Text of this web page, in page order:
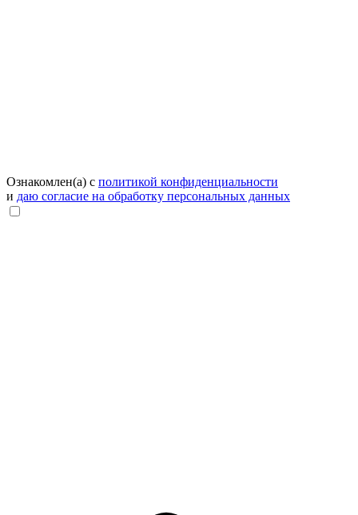
Ознакомлен(а) с политикой конфиденциальности
и даю согласие на обработку персональных данных